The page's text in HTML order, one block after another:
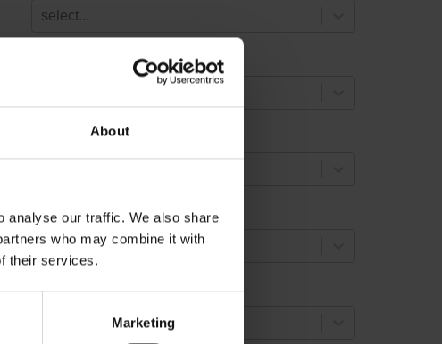
About
analyse our traffic. We also share
who may combine it with
their services.
Marketing
select...
Positions per revolution
Differentiable revolutions
select...
Data interface